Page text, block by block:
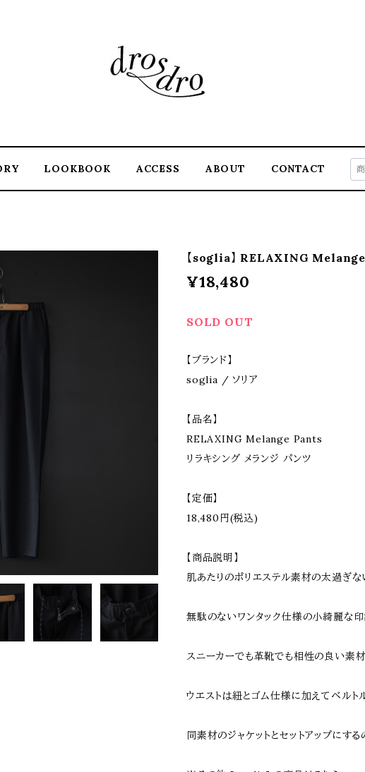
LOOKBOOK ACCESS ABOUT CONTACT
【soglia】 RELAXING
¥18,480
SOLD OUT
【ブランド】
soglia / ソリア
【品名】
RELAXING Melange Pants
リラキシング メランジ パンツ
【定価】
18,480円(税込)
【商品説明】
肌あたりのポリエステル素材の太過ぎな
無駄のないワンタック仕様の小綺麗な印
スニーカーでも革靴でも相性の良い素材
ウエストは紐とゴム仕様に加えてベルト
同素材のジャケットとセットアップにする